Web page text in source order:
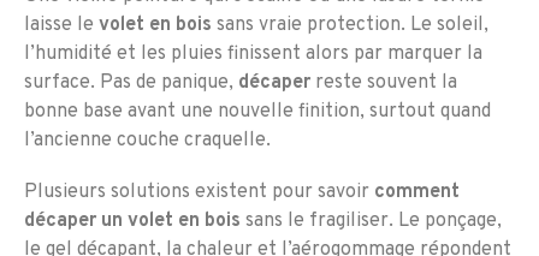
laisse le volet en bois sans vraie protection. Le soleil,
l’humidité et les pluies finissent alors par marquer la
surface. Pas de panique, décaper reste souvent la
bonne base avant une nouvelle finition, surtout quand
l’ancienne couche craquelle.
Plusieurs solutions existent pour savoir comment
décaper un volet en bois sans le fragiliser. Le ponçage,
le gel décapant, la chaleur et l’aérogommage répondent